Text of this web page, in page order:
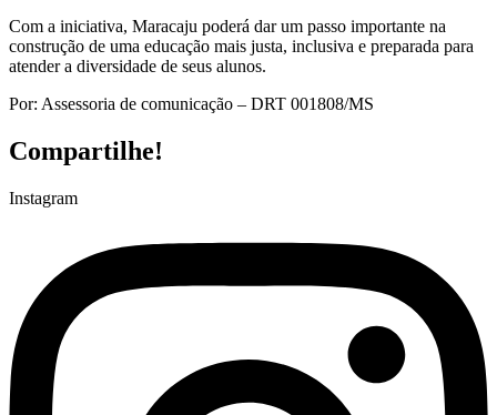
Com a iniciativa, Maracaju poderá dar um passo importante na
construção de uma educação mais justa, inclusiva e preparada para
atender a diversidade de seus alunos.
Por: Assessoria de comunicação – DRT 001808/MS
Compartilhe!
Instagram